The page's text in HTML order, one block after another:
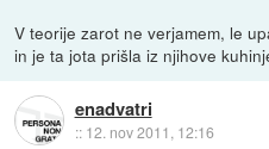
V teorije zarot ne verjamem, le
in je ta jota prišla iz njihove
enadvatri
:: 12. nov 2011, 12:16